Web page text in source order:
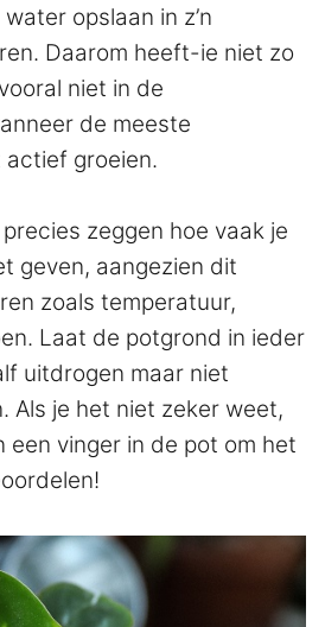
opslaan in z’n
Daarom heeft-ie niet zo
niet in de
de meeste
actief groeien.
zeggen hoe vaak je
geven, aangezien dit
zoals temperatuur,
Laat de potgrond in ieder
uitdrogen maar niet
Als je het niet zeker weet,
een vinger in de pot om het